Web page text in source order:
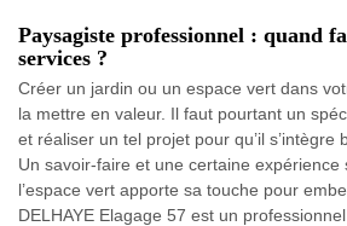
Paysagiste professionnel : quand
services ?
Créer un jardin ou un espace vert dans
la mettre en valeur. Il faut pourtant un
et réaliser un tel projet pour qu’il s’intègre
Un savoir-faire et une certaine expérience
l’espace vert apporte sa touche pour
DELHAYE Elagage 57 est un